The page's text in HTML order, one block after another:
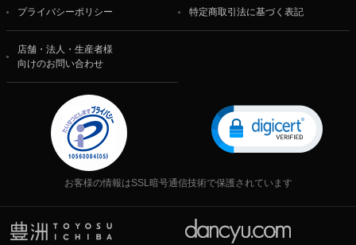
プライバシーポリシー 特定商取引法に基づく表記
店舗・法人・生産者様
向けのお問い合わせ
お客様の情報はSSL暗号通信技術で保護されています